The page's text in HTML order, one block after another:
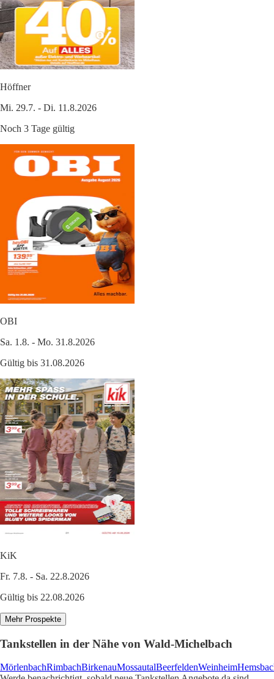
Höffner
Mi. 29.7. - Di. 11.8.2026
Noch 3 Tage gültig
OBI
Sa. 1.8. - Mo. 31.8.2026
Gültig bis 31.08.2026
KiK
Fr. 7.8. - Sa. 22.8.2026
Gültig bis 22.08.2026
Mehr Prospekte
Tankstellen in der Nähe von Wald-Michelbach
MörlenbachRimbachBirkenauMossautalBeerfeldenWeinheim